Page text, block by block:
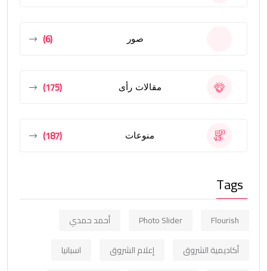
صور (6)
مقالات رأى (175)
منوعات (187)
Tags
Flourish
Photo Slider
أحمد حمدي
أكاديمية الشروق
إعلام الشروق
اسبانيا